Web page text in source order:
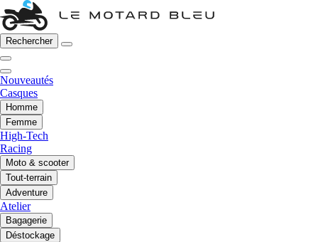
Rechercher
Nouveautés
Casques
Homme
Femme
High-Tech
Racing
Moto & scooter
Tout-terrain
Adventure
Atelier
Bagagerie
Déstockage